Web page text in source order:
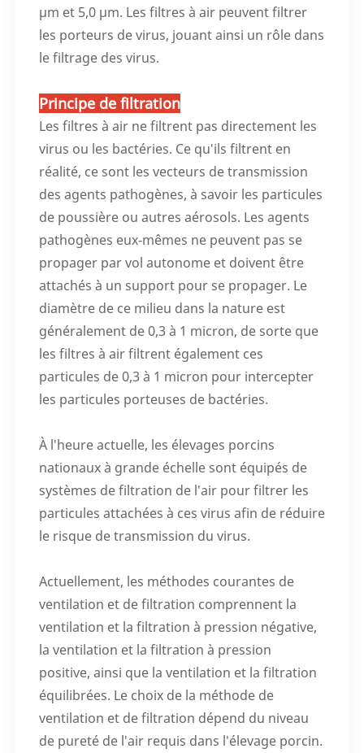
μm et 5,0 μm. Les filtres à air peuvent filtrer
les porteurs de virus, jouant ainsi un rôle dans
le filtrage des virus.
Principe de filtration
Les filtres à air ne filtrent pas directement les
virus ou les bactéries. Ce qu'ils filtrent en
réalité, ce sont les vecteurs de transmission
des agents pathogènes, à savoir les particules
de poussière ou autres aérosols. Les agents
pathogènes eux-mêmes ne peuvent pas se
propager par vol autonome et doivent être
attachés à un support pour se propager. Le
diamètre de ce milieu dans la nature est
généralement de 0,3 à 1 micron, de sorte que
les filtres à air filtrent également ces
particules de 0,3 à 1 micron pour intercepter
les particules porteuses de bactéries.
À l'heure actuelle, les élevages porcins
nationaux à grande échelle sont équipés de
systèmes de filtration de l'air pour filtrer les
particules attachées à ces virus afin de réduire
le risque de transmission du virus.
Actuellement, les méthodes courantes de
ventilation et de filtration comprennent la
ventilation et la filtration à pression négative,
la ventilation et la filtration à pression
positive, ainsi que la ventilation et la filtration
équilibrées. Le choix de la méthode de
ventilation et de filtration dépend du niveau
de pureté de l'air requis dans l'élevage porcin.